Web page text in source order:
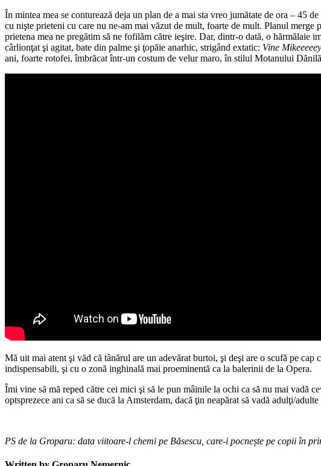
În mintea mea se conturează deja un plan de a mai sta vreo jumătate de ora – 45
cu nişte prieteni cu care nu ne-am mai văzut de mult, foarte de mult. Planul
prietena mea ne pregătim să ne fofilăm către ieşire. Dar, dintr-o dată, o hărmălaie
cârlionţat şi agitat, bate din palme şi ţopăie anarhic, strigând extatic: Vine
ani, foarte rotofei, îmbrăcat într-un costum de velur maro, în stilul Motanului
Mă uit mai atent şi văd că tânărul are un adevărat burtoi, şi deşi are o scufă pe
indispensabili, şi cu o zonă inghinală mai proeminentă ca la balerinii de la Opera.
Îmi vine să mă reped către cei mici şi să le pun mâinile la ochi ca să nu mai vadă
optsprezece ani ca să se ducă la Amsterdam, dacă ţin neapărat să vadă adulţi/
PS de la Groparu: data viitoare-l chemi pe Băsescu, care-i pocnește pe copii în